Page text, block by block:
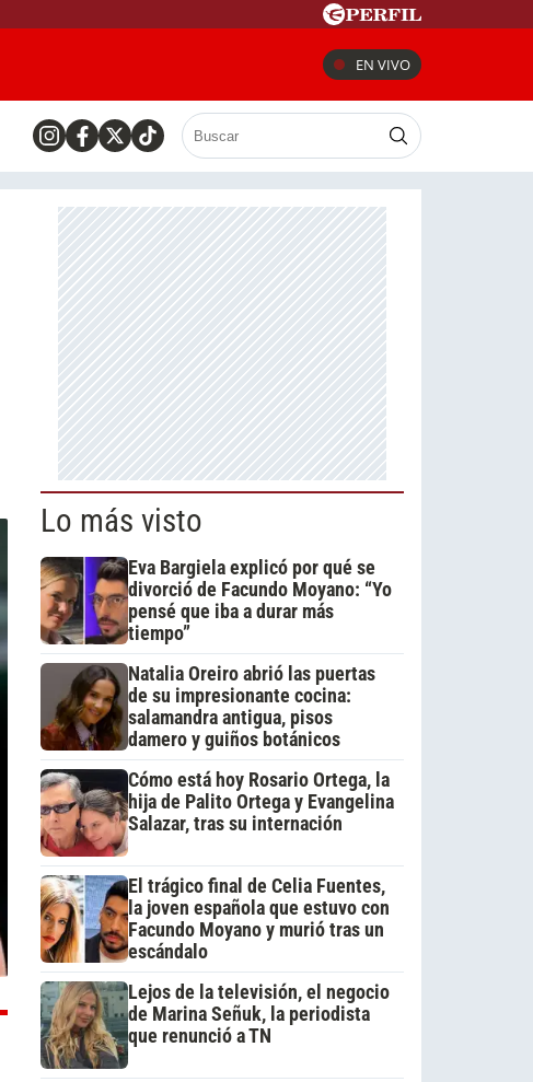
EN VIVO
Lo más visto
Eva Bargiela explicó por qué se
divorció de Facundo Moyano: “Yo
pensé que iba a durar más
tiempo”
Natalia Oreiro abrió las puertas
de su impresionante cocina:
salamandra antigua, pisos
damero y guiños botánicos
Cómo está hoy Rosario Ortega, la
hija de Palito Ortega y Evangelina
Salazar, tras su internación
El trágico final de Celia Fuentes,
la joven española que estuvo con
Facundo Moyano y murió tras un
escándalo
Lejos de la televisión, el negocio
de Marina Señuk, la periodista
que renunció a TN